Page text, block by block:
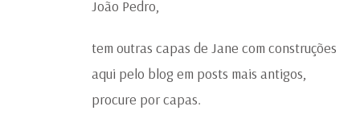
João Pedro,
tem outras capas de Jane com construções
aqui pelo blog em posts mais antigos,
procure por capas.